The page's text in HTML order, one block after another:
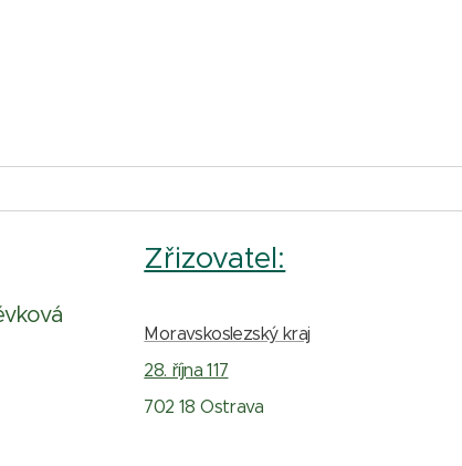
Zřizovatel:
Moravskoslezský kraj
28. října 117
702 18 Ostrava